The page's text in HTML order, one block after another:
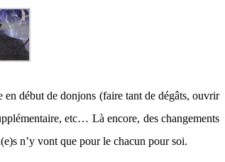
en début de donjons (faire tant de dégâts, ouvrir
etc… Là encore, des changements
n’y vont que pour le chacun pour soi.